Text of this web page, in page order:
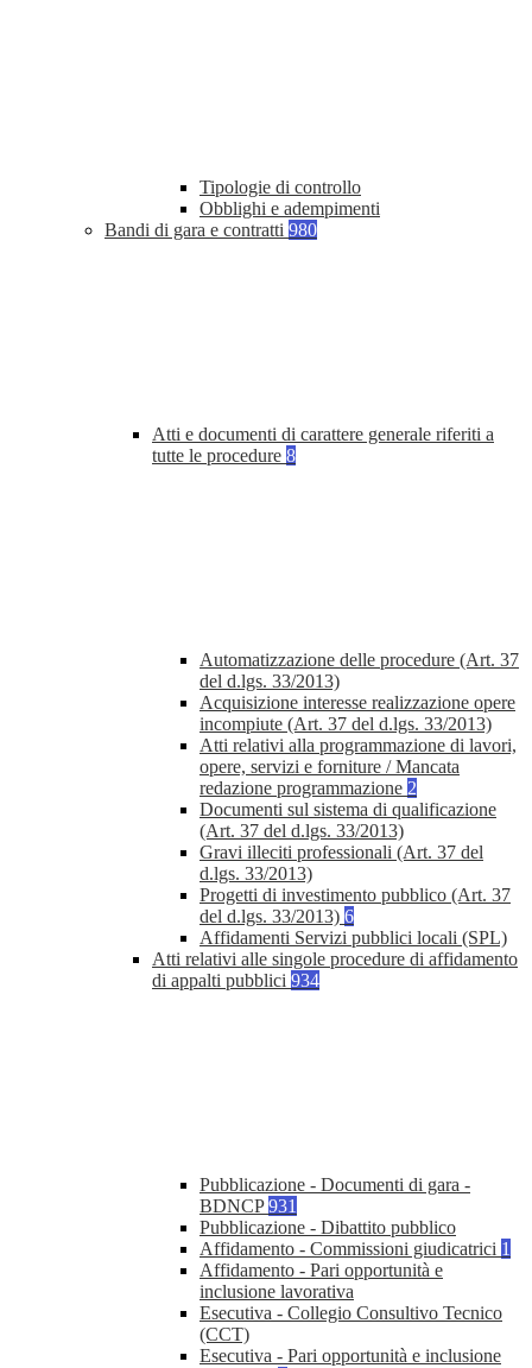
Tipologie di controllo
Obblighi e adempimenti
Bandi di gara e contratti 980
Atti e documenti di carattere generale riferiti a
tutte le procedure 8
Automatizzazione delle procedure (Art. 37
del d.lgs. 33/2013)
Acquisizione interesse realizzazione opere
incompiute (Art. 37 del d.lgs. 33/2013)
Atti relativi alla programmazione di lavori,
opere, servizi e forniture / Mancata
redazione programmazione 2
Documenti sul sistema di qualificazione
(Art. 37 del d.lgs. 33/2013)
Gravi illeciti professionali (Art. 37 del
d.lgs. 33/2013)
Progetti di investimento pubblico (Art. 37
del d.lgs. 33/2013) 6
Affidamenti Servizi pubblici locali (SPL)
Atti relativi alle singole procedure di affidamento
di appalti pubblici 934
Pubblicazione - Documenti di gara -
BDNCP931
Pubblicazione - Dibattito pubblico
Affidamento - Commissioni giudicatrici 1
Affidamento - Pari opportunità e
inclusione lavorativa
Esecutiva - Collegio Consultivo Tecnico
(CCT)
Esecutiva - Pari opportunità e inclusione